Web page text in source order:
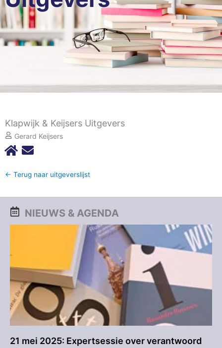
Klapwijk & Keijsers Uitgevers
Gerard Keijsers
← Terug naar uitgeverslijst
NIEUWS & AGENDA
21 mei 2025: Expertsessie over verantwoord